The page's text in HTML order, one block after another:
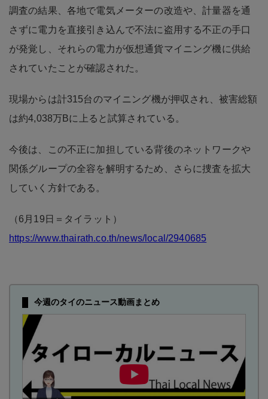
調査の結果、各地で電気メーターの改造や、計量器を通
さずに電力を直接引き込んで不法に盗用する不正の手口
が発覚し、それらの電力が仮想通貨マイニング機に供給
されていたことが確認された。
現場からは計315台のマイニング機が押収され、被害総額
は約4,038万Bに上ると試算されている。
今後は、この不正に加担している背後のネットワークや
関係グループの全容を解明するため、さらに捜査を拡大
していく方針である。
（6月19日＝タイラット）
https://www.thairath.co.th/news/local/2940685
今週のタイのニュース動画まとめ